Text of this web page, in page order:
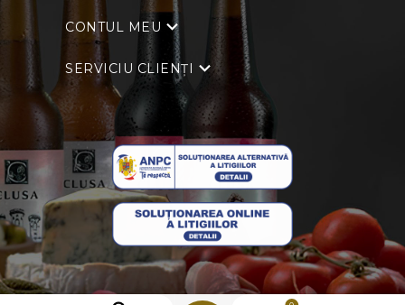
CONTUL MEU
SERVICIU CLIENȚI